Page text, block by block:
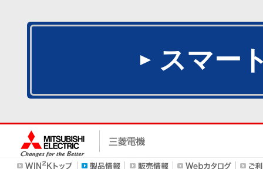
スマー